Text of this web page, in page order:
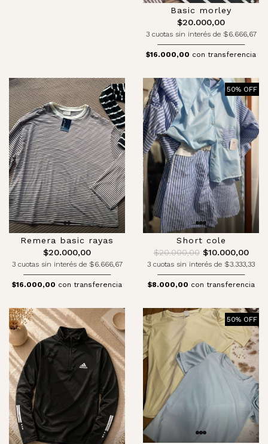
Basic morley
$20.000,00
3 cuotas sin interés de $6.666,67
$16.000,00 con transferencia
Remera basic rayas
$20.000,00
3 cuotas sin interés de $6.666,67
$16.000,00 con transferencia
50% OFF
Short cole
$20.000,00$10.000,00
3 cuotas sin interés de $3.333,33
$8.000,00 con transferencia
50% OFF